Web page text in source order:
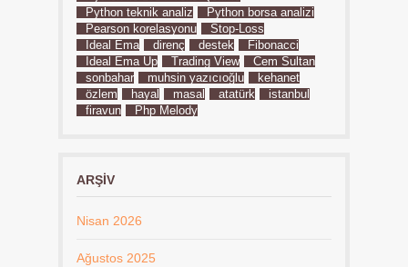
Python teknik analiz
Python borsa analizi
Pearson korelasyonu
Stop-Loss
İdeal Ema
direnç destek
Fibonacci
İdeal Ema Up
Trading View
Cem Sultan
sonbahar
muhsin yazıcıoğlu
kehanet
özlem
hayal masal atatürk
istanbul
firavun
Php Melody
ARŞIV
Nisan 2026
Ağustos 2025